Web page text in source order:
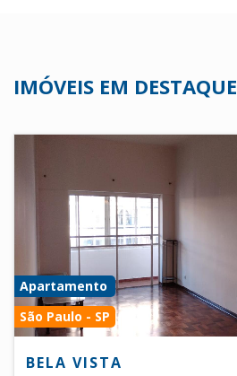
IMÓVEIS EM DESTAQUE
Apartamento
São Paulo - SP
BELA VISTA